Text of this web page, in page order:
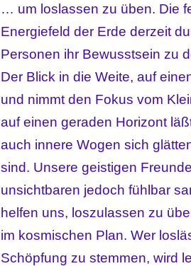
… um loslassen zu üben. Die
Energiefeld der Erde derzeit
Personen ihr Bewusstsein zu
Der Blick in die Weite, auf
und nimmt den Fokus vom
auf einen geraden Horizont
auch innere Wogen sich
sind. Unsere geistigen
unsichtbaren jedoch fühlbar
helfen uns, loszulassen zu
im kosmischen Plan. Wer
Schöpfung zu stemmen, wird